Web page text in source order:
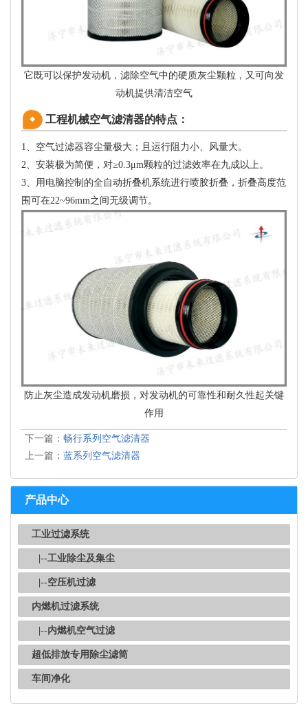
它既可以保护发动机，滤除空气中的硬质灰尘颗粒，又可向发
动机提供清洁空气
工程机械空气滤清器的特点：
1、空气过滤器容尘量极大；且运行阻力小、风量大。
2、安装极为简便，对≥0.3μm颗粒的过滤效率在九成以上。
3、用电脑控制的全自动折叠机系统进行喷胶折叠，折叠高度范
围可在22~96mm之间无级调节。
防止灰尘造成发动机磨损，对发动机的可靠性和耐久性起关键
作用
下一篇： 畅行系列空气滤清器
上一篇： 蓝系列空气滤清器
产品中心
工业过滤系统
|--工业除尘及集尘
|--空压机过滤
内燃机过滤系统
|--内燃机空气过滤
超低排放专用除尘滤筒
车间净化